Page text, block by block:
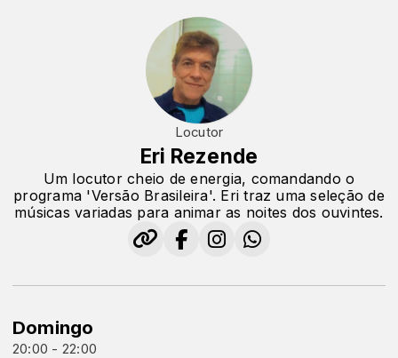
Locutor
Eri Rezende
Um locutor cheio de energia, comandando o
programa 'Versão Brasileira'. Eri traz uma seleção de
músicas variadas para animar as noites dos ouvintes.
Domingo
20:00 - 22:00